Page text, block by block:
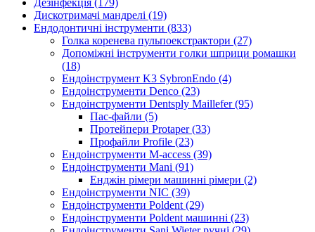
Дискотримачі мандрелі (19)
Ендодонтичні інструменти (833)
Голка коренева пульпоекстрактори (27)
Допоміжні інструменти голки шприци ромашки
(18)
Ендоінструмент K3 SybronEndo (4)
Ендоінструменти Denco (23)
Ендоінструменти Dentsply Maillefer (95)
Пас-файли (5)
Протейпери Protaper (33)
Профайли Profile (23)
Ендоінструменти M-access (39)
Ендоінструменти Mani (91)
Енджін рімери машинні рімери (2)
Ендоінструменти NIC (39)
Ендоінструменти Poldent (29)
Ендоінструменти Poldent машинні (23)